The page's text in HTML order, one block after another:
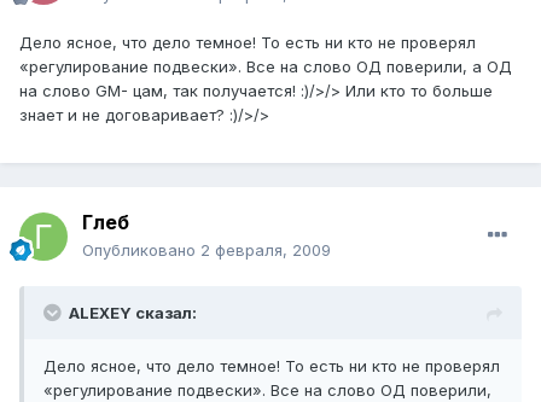
Дело ясное, что дело темное! То есть ни кто не проверял
«регулирование подвески». Все на слово ОД поверили, а ОД
на слово GM- цам, так получается! :)/>/> Или кто то больше
знает и не договаривает? :)/>/>
Глеб
Опубликовано 2 февраля, 2009
ALEXEY сказал:
Дело ясное, что дело темное! То есть ни кто не проверял
«регулирование подвески». Все на слово ОД поверили,